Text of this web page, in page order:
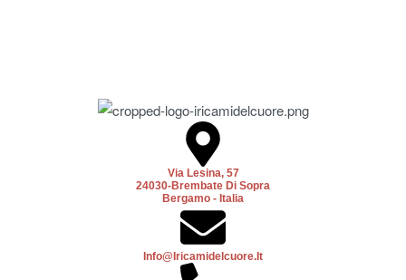
Via Lesina, 57
24030-Brembate Di Sopra
Bergamo - Italia
Info@iricamidelcuore.it